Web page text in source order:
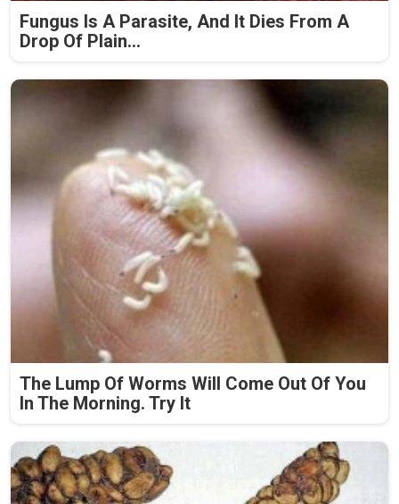
Fungus Is A Parasite, And It Dies From A
Drop Of Plain...
The Lump Of Worms Will Come Out Of You
In The Morning. Try It